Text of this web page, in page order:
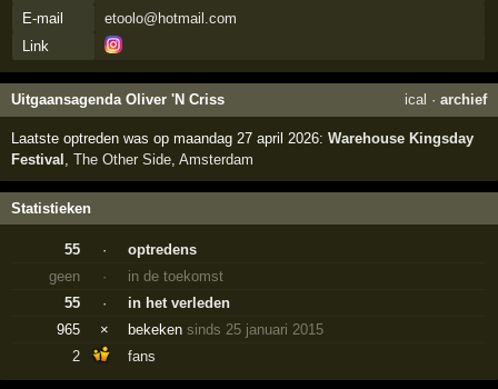
E-mail
etoolo@hotmail.com
Link
Uitgaansagenda Oliver 'N Criss ical · archief
Laatste optreden was op maandag 27 april 2026:Warehouse Kingsday
Festival ,The Other Side ,Amsterdam
Statistieken
55 ·
optredens
geen
·
in de toekomst
55
·
in het verleden
965
× bekekensinds 25 januari 2015
2
fans